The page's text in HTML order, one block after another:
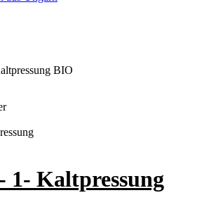
BIO
1- Kaltpressung